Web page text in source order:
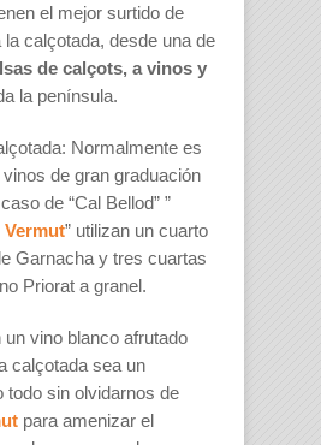
el mejor surtido de
la calçotada, desde una de
de calçots, a vinos y
la península.
Normalmente es
de gran graduación
de “Cal Bellod” ”
Vermut” utilizan un cuarto
Garnacha y tres cuartas
Priorat a granel.
un vino blanco afrutado
calçotada sea un
todo sin olvidarnos de
para amenizar el